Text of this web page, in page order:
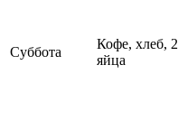
Суббота
Кофе, хлеб, 2
яйца